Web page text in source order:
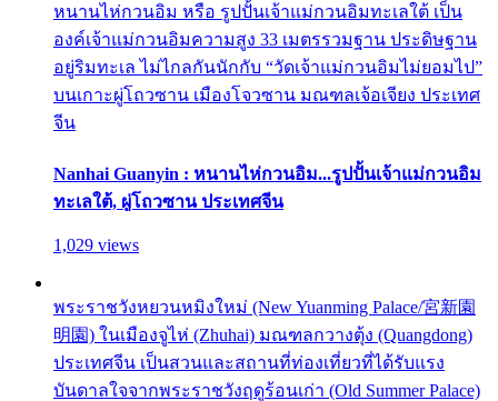
หนานไห่กวนอิม หรือ รูปปั้นเจ้าแม่กวนอิมทะเลใต้ เป็น
องค์เจ้าแม่กวนอิมความสูง 33 เมตรรวมฐาน ประดิษฐาน
อยู่ริมทะเล ไม่ไกลกันนักกับ “วัดเจ้าแม่กวนอิมไม่ยอมไป”
บนเกาะผู่โถวซาน เมืองโจวซาน มณฑลเจ้อเจียง ประเทศ
จีน
Nanhai Guanyin : หนานไห่กวนอิม...รูปปั้นเจ้าแม่กวนอิม
ทะเลใต้, ผู่โถวซาน ประเทศจีน
1,029 views
พระราชวังหยวนหมิงใหม่ (New Yuanming Palace/宮新園
明園) ในเมืองจูไห่ (Zhuhai) มณฑลกวางตุ้ง (Quangdong)
ประเทศจีน เป็นสวนและสถานที่ท่องเที่ยวที่ได้รับแรง
บันดาลใจจากพระราชวังฤดูร้อนเก่า (Old Summer Palace)